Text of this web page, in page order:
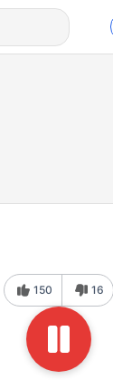
150 16